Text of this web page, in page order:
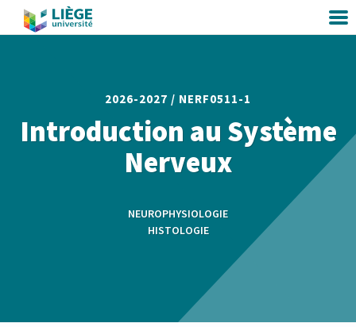
2026-2027 / NERF0511-1
Introduction au Système
Nerveux
NEUROPHYSIOLOGIE
HISTOLOGIE